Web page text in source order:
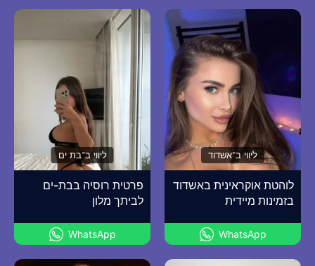
ליווי ב־אשדוד
לוהטת אוקראינית באשדוד
בזמינות מיידית
WhatsApp
ליווי ב־בת ים
פרטית רוסיה בבת-ים
לביתך מלון
WhatsApp